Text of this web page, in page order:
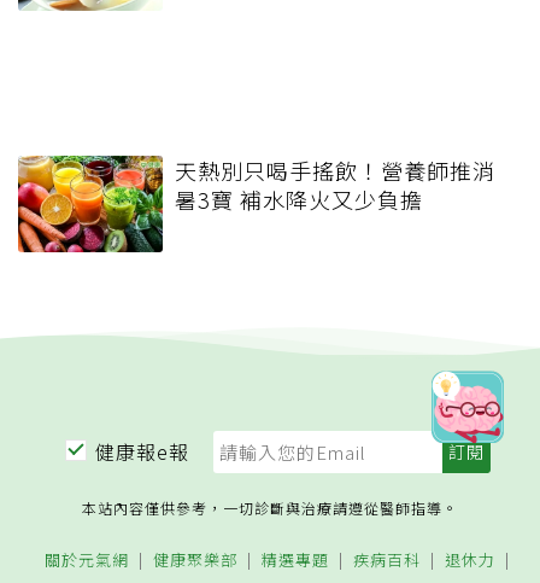
天熱別只喝手搖飲！營養師推消
暑3寶 補水降火又少負擔
健康報e報
本站內容僅供參考，一切診斷與治療請遵從醫師指導。
關於元氣網 健康聚樂部 精選專題 疾病百科 退休力